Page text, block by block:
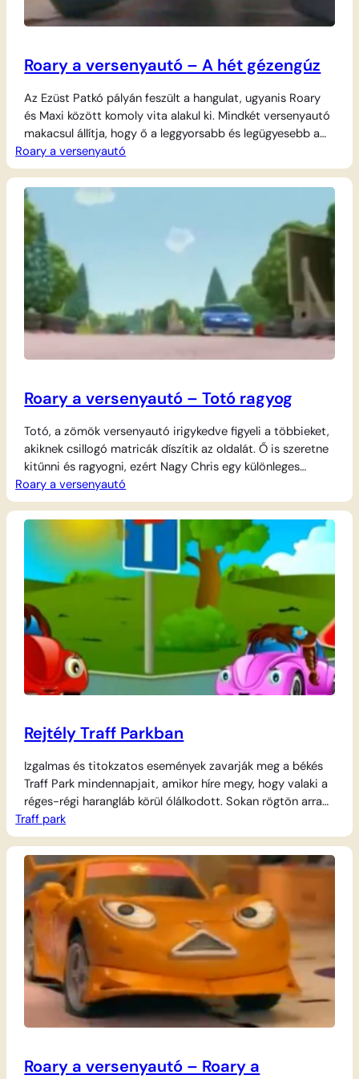
Roary a versenyautó – A hét gézengúz
Az Ezüst Patkó pályán feszült a hangulat, ugyanis Roary
és Maxi között komoly vita alakul ki. Mindkét versenyautó
makacsul állítja, hogy ő a leggyorsabb és legügyesebb a
csapatban. A szócsata hamarosan tettekbe csap át:
elhatározzák, hogy egy mindent eldöntő, rögtönzött
versennyel bizonyítják be igazukat. A nagy rivalizálás
hevében azonban megfeledkeznek a szabályokról és az
óvatosságról,…
Roary a versenyautó
Roary a versenyautó – Totó ragyog
Totó, a zömök versenyautó irigykedve figyeli a többieket,
akiknek csillogó matricák díszítik az oldalát. Ő is szeretne
kitűnni és ragyogni, ezért Nagy Chris egy különleges
matricával lepi meg. Totó annyira félti új ékességét a
karcolásoktól, hogy a tőle megszokott száguldás és
ütközések helyett csigalassúsággal kezd közlekedni a
pályán. A túlzott óvatoskodás azonban hamarosan
nagyobb galibát…
Roary a versenyautó
Rejtély Traff Parkban
Izgalmas és titokzatos események zavarják meg a békés
Traff Park mindennapjait, amikor híre megy, hogy valaki a
réges-régi harangláb körül ólálkodott. Sokan rögtön arra
gyanakodnak, hogy tolvajok jártak a helyszínen, és
mindenki találgatni kezd, vajon mi történhetett valójában.
A kis traffok azonban nem elégednek meg a pletykákkal,
ezért elhatározzák, hogy a dolgok végére járnak. Valódi…
Traff park
Roary a versenyautó – Roary a